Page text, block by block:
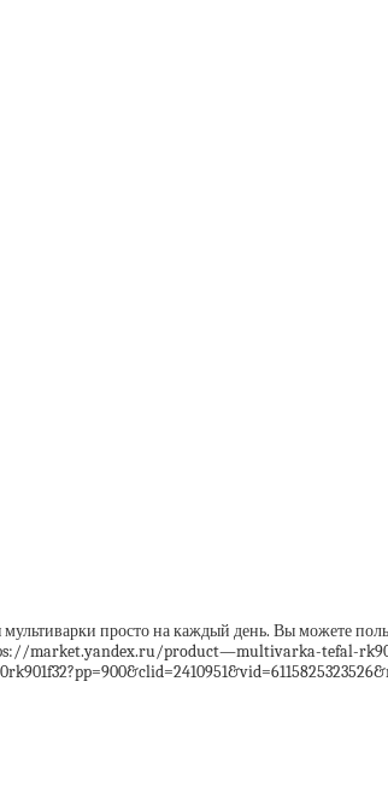
просто на каждый день. Вы можете
market.yandex.ru/product—multivarka-tefal-